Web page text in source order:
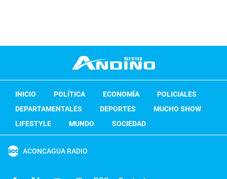
INICIO POLÍTICA ECONOMÍA
POLICIALES
DEPARTAMENTALES
DEPORTES
MUCHO SHOW
LIFESTYLE
MUNDO SOCIEDAD
ACONCAGUA RADIO